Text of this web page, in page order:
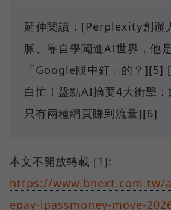
延伸閱讀：[Perplexity創辦
脈、靠自學闖進AI世界，他
「Google眼中釘」的？][5]
白忙！盤點AI摘要4大衝擊：
只有兩種網頁賺到流量][6]
本文不開放轉載 [1]:
https://www.bnext.com.tw/
epay-ipassmoney-move-